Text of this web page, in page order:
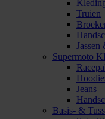
Truien
Supermoto
Jeans
Basis- &